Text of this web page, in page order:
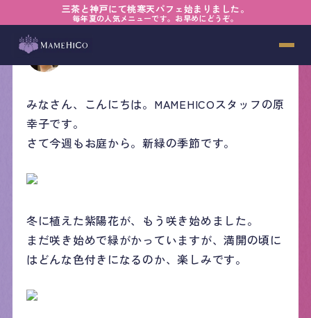
三茶と神戸にて桃寒天パフェ始まりました。
毎年夏の人気メニューです。お早めにどうぞ。
原 幸子
みなさん、こんにちは。MAMEHICOスタッフの原
幸子です。
さて今週もお庭から。新緑の季節です。
冬に植えた紫陽花が、もう咲き始めました。
まだ咲き始めで緑がかっていますが、満開の頃に
はどんな色付きになるのか、楽しみです。